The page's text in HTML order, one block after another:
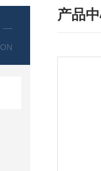
产品